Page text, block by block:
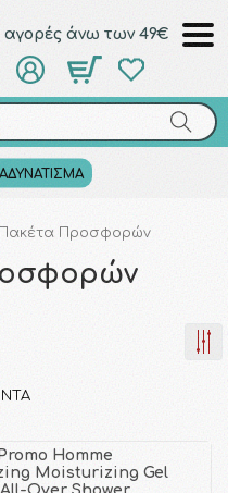
άνω των 49€
Πακέτα Προσφορών
Homme
Moisturizing Gel